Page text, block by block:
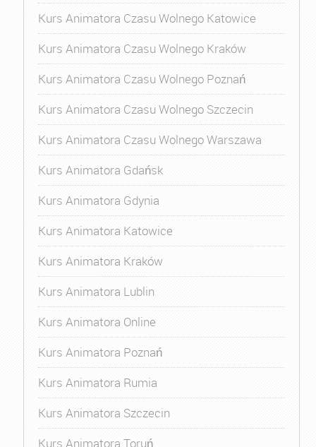
Kurs Animatora Czasu Wolnego Katowice
Kurs Animatora Czasu Wolnego Kraków
Kurs Animatora Czasu Wolnego Poznań
Kurs Animatora Czasu Wolnego Szczecin
Kurs Animatora Czasu Wolnego Warszawa
Kurs Animatora Gdańsk
Kurs Animatora Gdynia
Kurs Animatora Katowice
Kurs Animatora Kraków
Kurs Animatora Lublin
Kurs Animatora Online
Kurs Animatora Poznań
Kurs Animatora Rumia
Kurs Animatora Szczecin
Kurs Animatora Toruń